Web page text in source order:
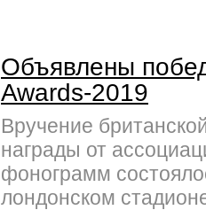
Объявлены
Awards-2019
Вручение
награды от
фонограмм
лондонском